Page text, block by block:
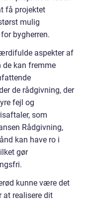
få projektet
mulig
bygherren.
aspekter af
de kan fremme
de rådgivning, der
fejl og
som
Rådgivning,
kan have ro i
gør
kunne være det
at realisere dit